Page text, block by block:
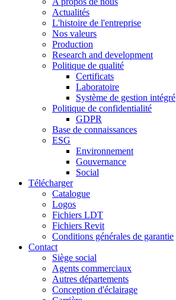
Actualités
L'histoire de l'entreprise
Nos valeurs
Production
Research and development
Politique de qualité
Certificats
Laboratoire
Système de gestion intégré
Politique de confidentialité
GDPR
Base de connaissances
ESG
Environnement
Gouvernance
Social
Télécharger
Catalogue
Logos
Fichiers LDT
Fichiers Revit
Conditions générales de garantie
Contact
Siège social
Agents commerciaux
Autres départements
Conception d'éclairage